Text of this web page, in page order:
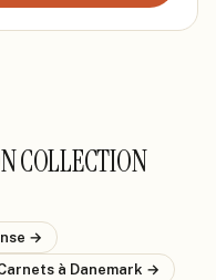
COLLECTION
→
à Danemark →